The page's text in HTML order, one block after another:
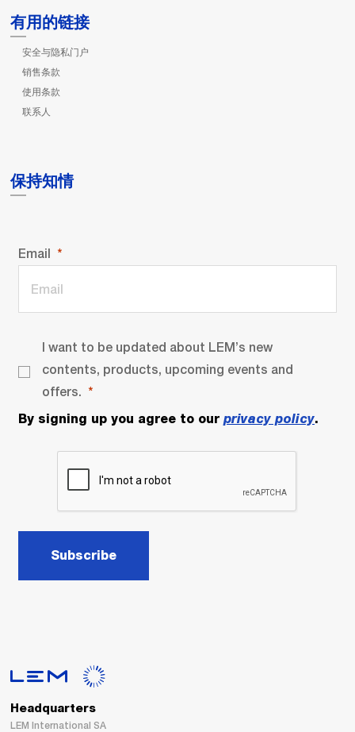
有用的链接
安全与隐私门户
销售条款
使用条款
联系人
保持知情
Email
I want to be updated about LEM’s new
contents, products, upcoming events and
offers.
By signing up you agree to our privacy policy.
Subscribe
Headquarters
LEM International SA